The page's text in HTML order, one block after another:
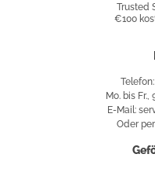
Trusted
€100
Mo. bis Fr.,
E-Mail:
Oder per